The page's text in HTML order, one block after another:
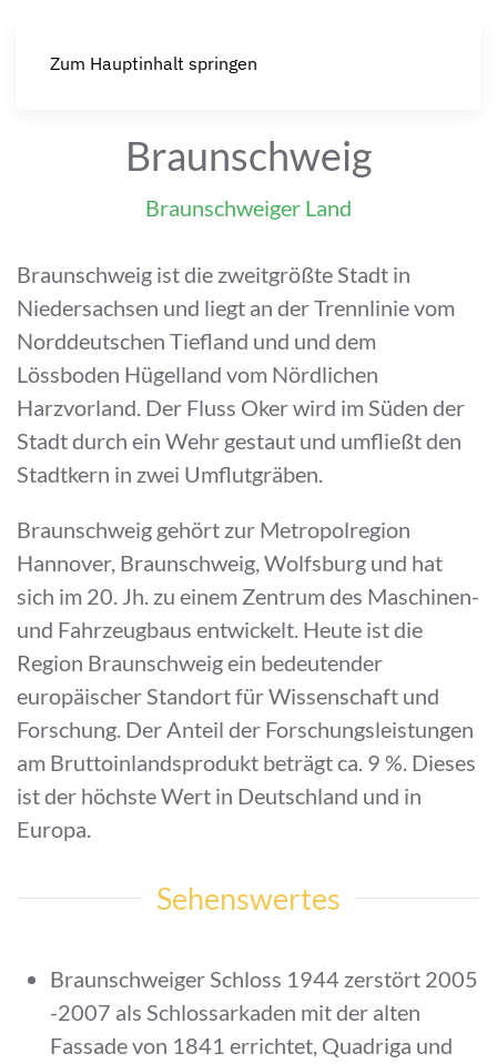
Zum Hauptinhalt springen
Braunschweig
Braunschweiger Land
Braunschweig ist die zweitgrößte Stadt in
Niedersachsen und liegt an der Trennlinie vom
Norddeutschen Tiefland und und dem
Lössboden Hügelland vom Nördlichen
Harzvorland. Der Fluss Oker wird im Süden der
Stadt durch ein Wehr gestaut und umfließt den
Stadtkern in zwei Umflutgräben.
Braunschweig gehört zur Metropolregion
Hannover, Braunschweig, Wolfsburg und hat
sich im 20. Jh. zu einem Zentrum des Maschinen-
und Fahrzeugbaus entwickelt. Heute ist die
Region Braunschweig ein bedeutender
europäischer Standort für Wissenschaft und
Forschung. Der Anteil der Forschungsleistungen
am Bruttoinlandsprodukt beträgt ca. 9 %. Dieses
ist der höchste Wert in Deutschland und in
Europa.
Sehenswertes
Braunschweiger Schloss 1944 zerstört 2005
-2007 als Schlossarkaden mit der alten
Fassade von 1841 errichtet, Quadriga und